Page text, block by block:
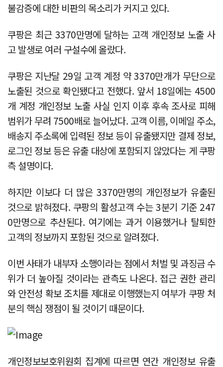
불감증에 대한 비판의 목소리가 커지고 있다.
쿠팡은 최근 3370만명에 달하는 고객 개인정보 노출 사
고 발생로 여러 구설수에 올랐다.
쿠팡은 지난달 29일 고객 계정 약 3370만개가 무단으로
노출된 것으로 확인됐다고 전했다. 앞서 18일에는 4500
개 계정 개인정보 노출 사실 인지 이후 후속 조사로 피해
범위가 무려 7500배로 늘어났다. 고객 이름, 이메일 주소,
배송지 주소록에 입력된 정보 등이 유출됐지만 결제 정보,
로그인 정보 등은 유출 대상에 포함되지 않았다는 게 쿠팡
측 설명이다.
하지만 이보다 더 많은 3370만명의 개인정보가 유출된
것으로 밝혀졌다. 쿠팡의 활성고객 수는 3분기 기준 247
0만명으로 추산된다. 여기에는 과거 이용했거나 탈퇴한
고객의 정보까지 포함된 것으로 알려졌다.
이번 사태가 내부자 소행이라는 점에서 처벌 및 과징금 수
위가 더 높아질 것이라는 관측도 나온다. 접근 권한 관리
와 안전성 확보 조치를 제대로 이행했는지 여부가 쿠팡 처
분의 핵심 쟁점이 될 것이기 때문이다.
개인정보보호위원회 집계에 따르면 연간 개인정보 유출